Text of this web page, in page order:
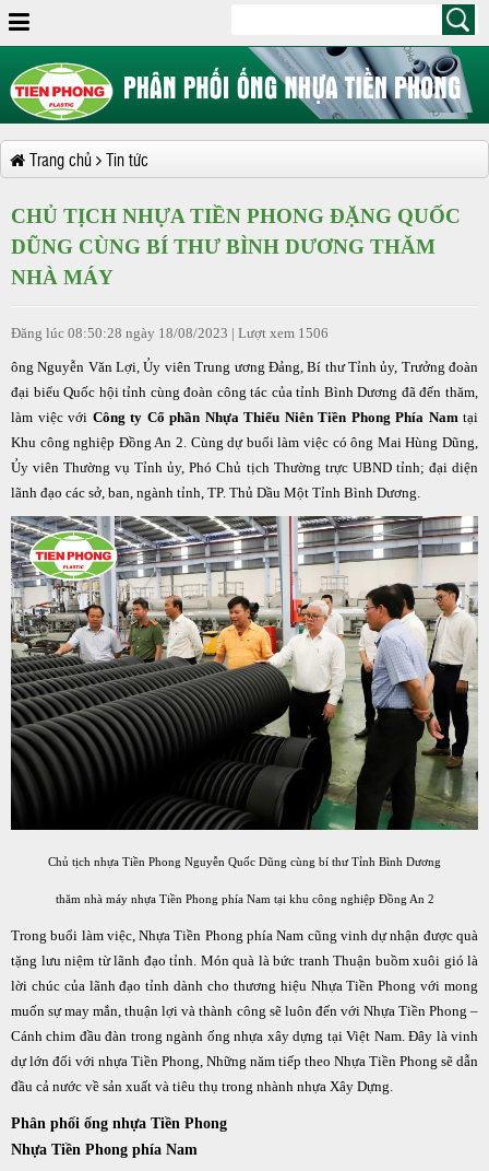
Trang chủ Tin tức
CHỦ TỊCH NHỰA TIỀN PHONG ĐẶNG QUỐC
DŨNG CÙNG BÍ THƯ BÌNH DƯƠNG THĂM
NHÀ MÁY
Đăng lúc 08:50:28 ngày 18/08/2023 | Lượt xem 1506
ông Nguyễn Văn Lợi, Ủy viên Trung ương Đảng, Bí thư Tỉnh ủy, Trưởng đoàn
đại biểu Quốc hội tỉnh cùng đoàn công tác của tỉnh Bình Dương đã đến thăm,
làm việc với Công ty Cổ phần Nhựa Thiếu Niên Tiền Phong Phía Namtại
Khu công nghiệp Đồng An 2. Cùng dự buổi làm việc có ông Mai Hùng Dũng,
Ủy viên Thường vụ Tỉnh ủy, Phó Chủ tịch Thường trực UBND tỉnh; đại diện
lãnh đạo các sở, ban, ngành tỉnh, TP. Thủ Dầu Một Tỉnh Bình Dương.
Chủ tịch nhựa Tiền Phong Nguyễn Quốc Dũng cùng bí thư Tỉnh Bình Dương
thăm nhà máy nhựa Tiền Phong phía Nam tại khu công nghiệp Đồng An 2
Trong buổi làm việc, Nhựa Tiền Phong phía Nam cũng vinh dự nhận được quà
tặng lưu niệm từ lãnh đạo tỉnh. Món quà là bức tranh Thuận buồm xuôi gió là
lời chúc của lãnh đạo tỉnh dành cho thương hiệu Nhựa Tiền Phong với mong
muốn sự may mắn, thuận lợi và thành công sẽ luôn đến với Nhựa Tiền Phong –
Cánh chim đầu đàn trong ngành ống nhựa xây dựng tại Việt Nam. Đây là vinh
dự lớn đối với nhựa Tiền Phong, Những năm tiếp theo Nhựa Tiền Phong sẽ dẫn
đầu cả nước về sản xuất và tiêu thụ trong nhành nhựa Xây Dựng.
Phân phối ống nhựa Tiền Phong
Nhựa Tiền Phong phía Nam